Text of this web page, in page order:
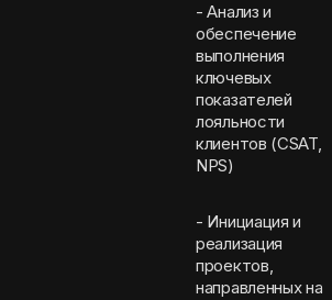
- Анализ и
обеспечение
выполнения
ключевых
показателей
лояльности
клиентов (CSAT,
NPS)
- Инициация и
реализация
проектов,
направленных на